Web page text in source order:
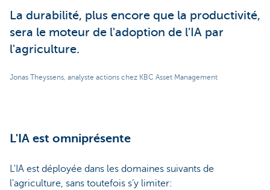
La durabilité, plus encore que la productivité,
sera le moteur de l'adoption de l'IA par
l'agriculture.
Jonas Theyssens, analyste actions chez KBC Asset Management
L'IA est omniprésente
L'IA est déployée dans les domaines suivants de
l'agriculture, sans toutefois s’y limiter: